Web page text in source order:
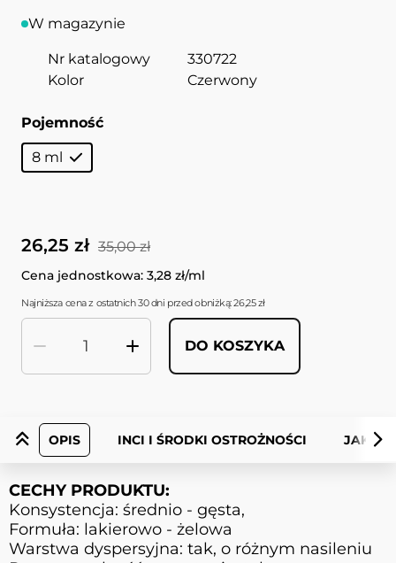
W magazynie
Nr katalogowy
330722
Kolor
Czerwony
Pojemność
8 ml
35,00 zł
26,25 zł
Cena jednostkowa: 3,28 zł/ml
Najniższa cena z ostatnich 30 dni przed obniżką: 26,25 zł
DO KOSZYKA
OPIS INCI I ŚRODKI OSTROŻNOŚCI JAK
CECHY PRODUKTU:
Konsystencja: średnio - gęsta,
Formuła: lakierowo - żelowa
Warstwa dyspersyjna: tak, o różnym nasileniu